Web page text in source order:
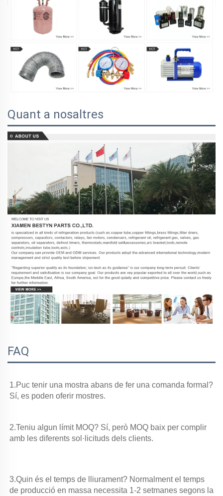
Quant a nosaltres
FAQ
1.Puc tenir una mostra abans de fer una comanda formal?
Sí, es poden oferir mostres.
2.Teniu algun límit MOQ? Sí, però MOQ baix per complir
amb les diferents sol·licituds dels clients.
3.Quin és el temps de lliurament? Normalment el temps
de producció en massa necessita 1-2 setmanes segons la